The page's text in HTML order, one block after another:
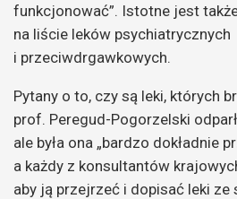
funkcjonować”. Istotne jest
na liście leków psychiatrycznych
i przeciwdrgawkowych.
Pytany o to, czy są leki, których
prof. Peregud-Pogorzelski
ale była ona „bardzo dokładnie
a każdy z konsultantów
aby ją przejrzeć i dopisać leki ze